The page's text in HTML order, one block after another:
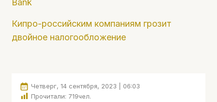
Bank
Кипро-российским компаниям грозит
двойное налогообложение
Четверг, 14 сентября, 2023 | 06:03
Прочитали: 719чел.